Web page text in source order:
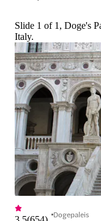
Slide 1 of 1, Doge's
Italy.
Dogepaleis